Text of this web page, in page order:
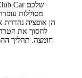
מסוללות
לחסוך את
חומצה. תהליך